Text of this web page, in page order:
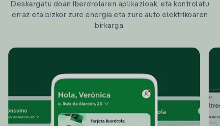
Deskargatu doan Iberdrolaren aplikazioak, eta kontrolatu
erraz eta bizkor zure energia eta zure auto elektrikoaren
birkarga.